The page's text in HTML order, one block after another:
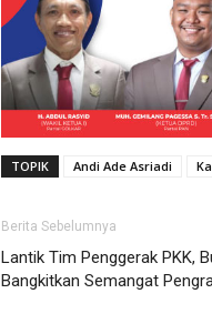
TOPIK Andi Ade Asriadi
Berita Sebelumnya
Lantik Tim Penggerak PKK,
Bangkitkan Semangat